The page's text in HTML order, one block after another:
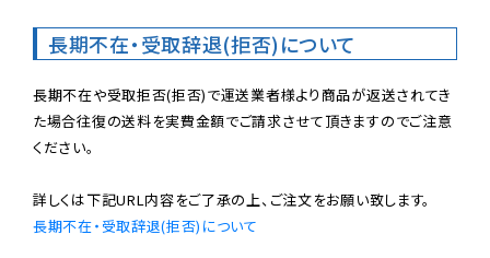
長期不在・受取辞退(拒否)について
長期不在や受取拒否(拒否)で運送業者様より商品が返送されてき
た場合往復の送料を実費金額でご請求させて頂きますのでご注意
ください。
長期不在・受取辞退(拒否)について